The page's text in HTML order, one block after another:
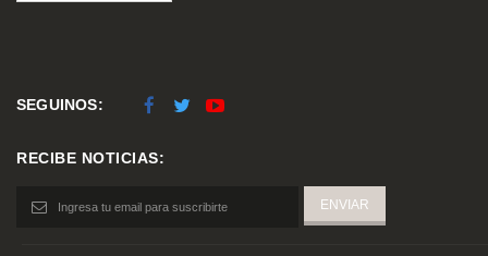
SEGUINOS:
RECIBE NOTICIAS: